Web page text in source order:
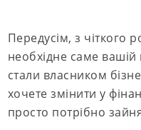
Передусім, з чіткого
необхідне саме
стали власником
хочете змінити у
просто потрібно